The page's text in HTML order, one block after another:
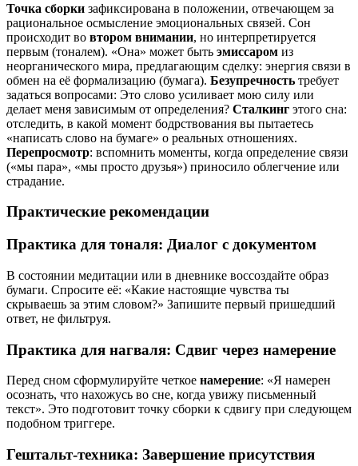
Точка сборки зафиксирована в положении, отвечающем за
рациональное осмысление эмоциональных связей. Сон
происходит во втором внимании, но интерпретируется
первым (тоналем). «Она» может быть эмиссаром из
неорганического мира, предлагающим сделку: энергия связи в
обмен на её формализацию (бумага). Безупречность требует
задаться вопросами: Это слово усиливает мою силу или
делает меня зависимым от определения? Сталкинг этого сна:
отследить, в какой момент бодрствования вы пытаетесь
«написать слово на бумаге» о реальных отношениях.
Перепросмотр: вспомнить моменты, когда определение связи
(«мы пара», «мы просто друзья») приносило облегчение или
страдание.
Практические рекомендации
Практика для тоналя: Диалог с документом
В состоянии медитации или в дневнике воссоздайте образ
бумаги. Спросите её: «Какие настоящие чувства ты
скрываешь за этим словом?» Запишите первый пришедший
ответ, не фильтруя.
Практика для нагваля: Сдвиг через намерение
Перед сном сформулируйте четкое намерение: «Я намерен
осознать, что нахожусь во сне, когда увижу письменный
текст». Это подготовит точку сборки к сдвигу при следующем
подобном триггере.
Гештальт-техника: Завершение присутствия